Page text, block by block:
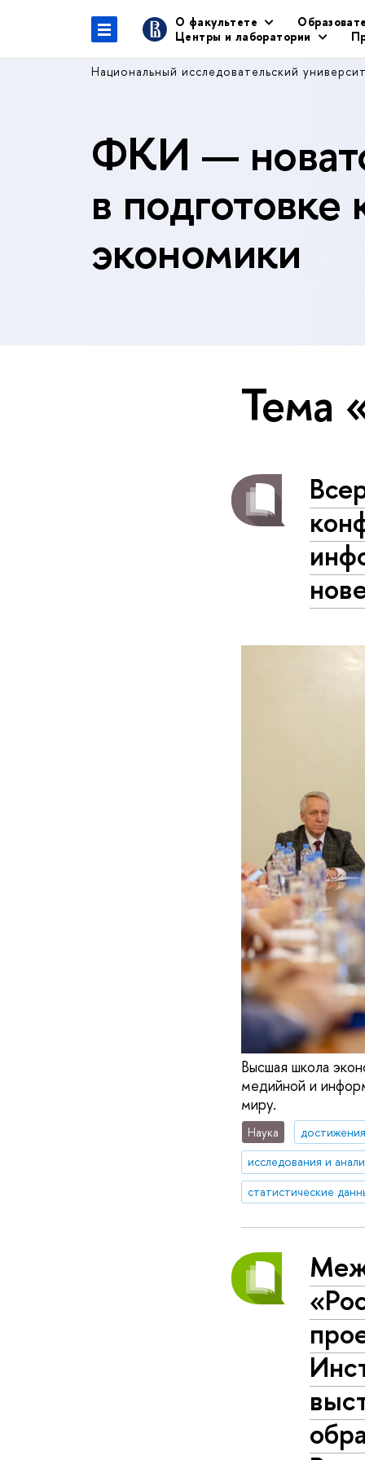
О факультете
Центры и лаборатории
Национальный исследовательский
ФКИ —
в
экономики
Тема
Высшая школа
медийной и
миру.
Наука
достижения
исследования и
статистические